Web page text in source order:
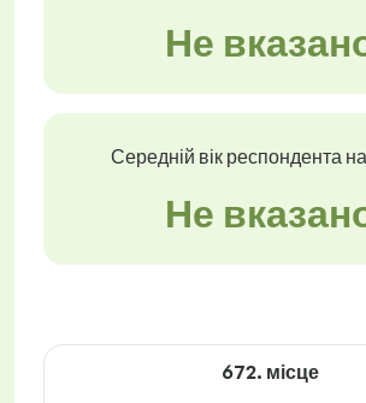
Не
Середній вік респондента
Не
672. місце